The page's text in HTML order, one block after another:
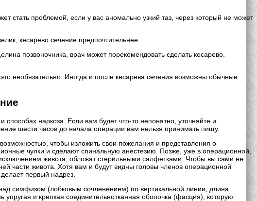
стать проблемой, если у вас аномально узкий таз, через который не может
кесарево сечение предпочтительнее.
позвоночника, врач может порекомендовать сделать кесарево.
необязательно. Иногда и после кесарева сечения возможны обычные
наркоза. Если вам будет что-то непонятно, уточняйте и
шести часов до начала операции вам нельзя принимать пищу.
чтобы изложить свои пожелания и представления о
чулки и сделают спинальную анестезию. Позже, уже в операционной,
живота, обложат стерильными салфетками. Чтобы вы сами не
части живота. Хотя вам и будут видны головы членов операционной
первый надрез.
симфизом (лобковым сочленением) по вертикальной линии, длина
и крепкая соединительнотканная оболочка (фасция), которую